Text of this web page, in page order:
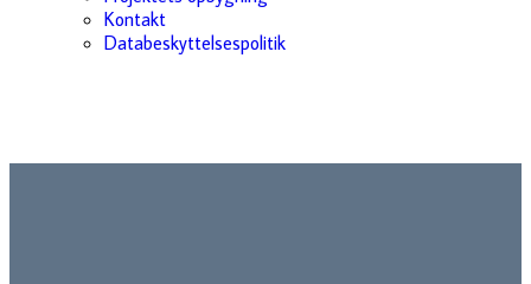
Kontakt
Databeskyttelsespolitik